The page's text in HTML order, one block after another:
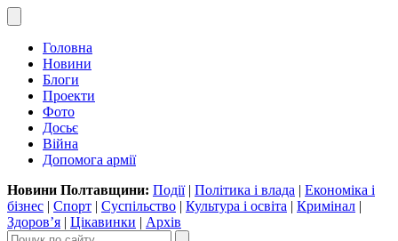
Головна
Новини
Блоги
Проекти
Фото
Досьє
Війна
Допомога армії
Новини Полтавщини: Події| Політика і влада | Економіка і
бізнес | Спорт | Суспільство | Культура і освіта | Кримінал |
Здоров’я | Цікавинки | Архів